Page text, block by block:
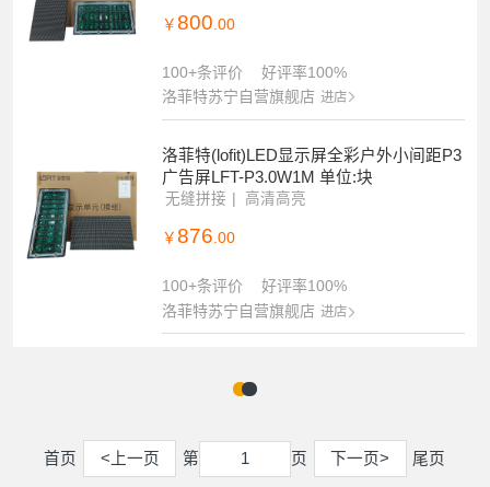
￥ 800 .00
100+条评价
好评率100%
洛菲特苏宁自营旗舰店 进店
洛菲特(lofit)LED显示屏全彩户外小间距P3
广告屏LFT-P3.0W1M 单位:块
无缝拼接 高清高亮
￥ 876.00
100+条评价
好评率100%
洛菲特苏宁自营旗舰店 进店
首页 <上一页 第
1
页 下一页> 尾页